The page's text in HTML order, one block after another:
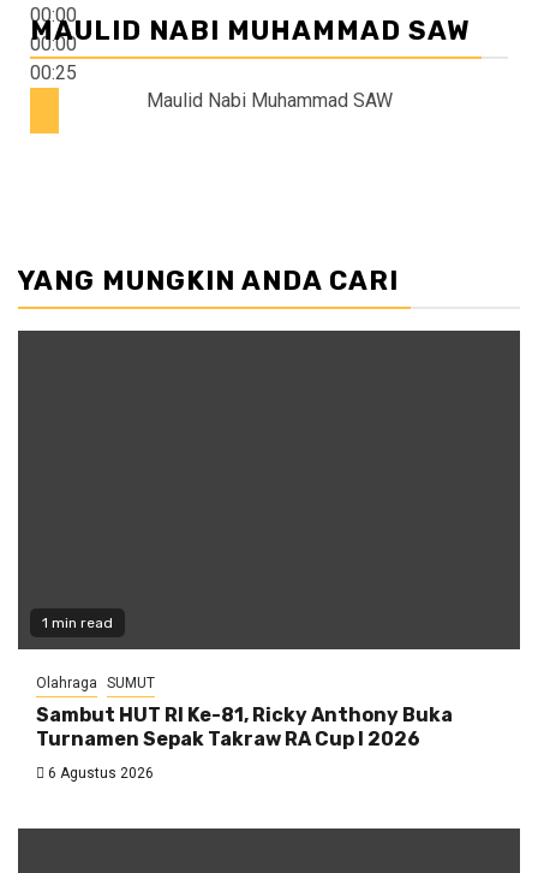
00:00
00:00
00:25
MAULID NABI MUHAMMAD SAW
Maulid Nabi Muhammad SAW
YANG MUNGKIN ANDA CARI
1 min read
Olahraga SUMUT
Sambut HUT RI Ke-81, Ricky Anthony Buka
Turnamen Sepak Takraw RA Cup I 2026
6 Agustus 2026